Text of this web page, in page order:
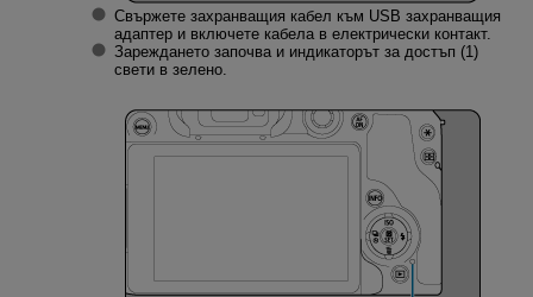
Свържете захранващия кабел към USB захранващия
адаптер и включете кабела в електрически контакт.
Зареждането започва и индикаторът за достъп (1)
свети в зелено.